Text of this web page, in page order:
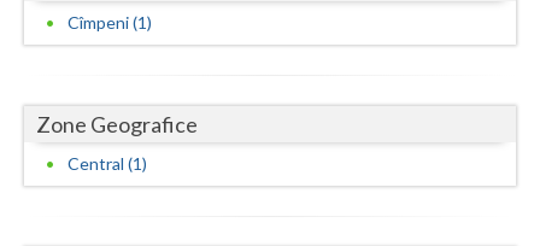
Galati
Gorj
Harghita
Cîmpeni (1)
Zone Geografice
Central (1)